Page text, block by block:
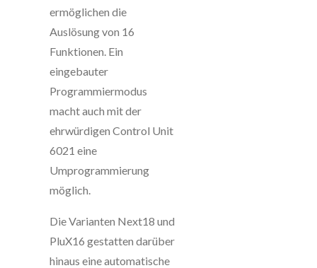
ermöglichen die
Auslösung von 16
Funktionen. Ein
eingebauter
Programmiermodus
macht auch mit der
ehrwürdigen Control Unit
6021 eine
Umprogrammierung
möglich.
Die Varianten Next18 und
PluX16 gestatten darüber
hinaus eine automatische